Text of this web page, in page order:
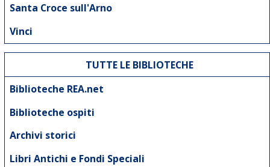
Santa Croce sull'Arno
Vinci
TUTTE LE BIBLIOTECHE
Biblioteche REA.net
Biblioteche ospiti
Archivi storici
Libri Antichi e Fondi Speciali